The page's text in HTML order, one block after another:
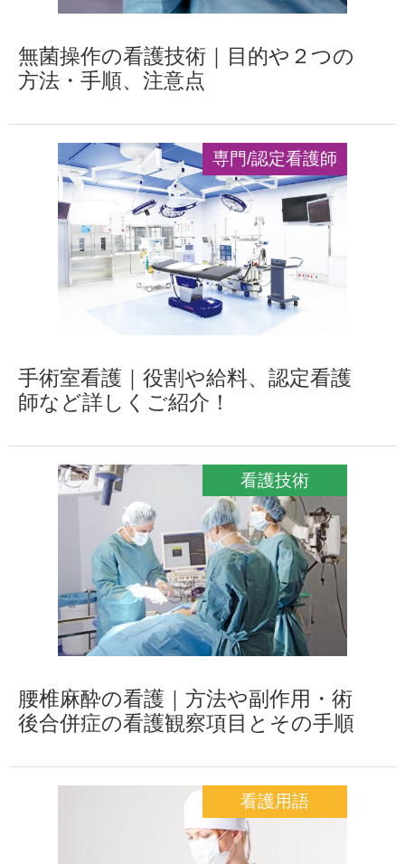
無菌操作の看護技術｜目的や２つの
方法・手順、注意点
専門/認定看護師
手術室看護｜役割や給料、認定看護
師など詳しくご紹介！
看護技術
腰椎麻酔の看護｜方法や副作用・術
後合併症の看護観察項目とその手順
看護用語